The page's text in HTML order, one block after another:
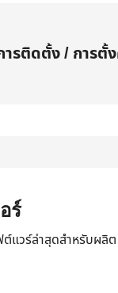
ารติดตั้ง / การตั้
ร์
ต์แวร์ล่าสุดสำหรับผลิต